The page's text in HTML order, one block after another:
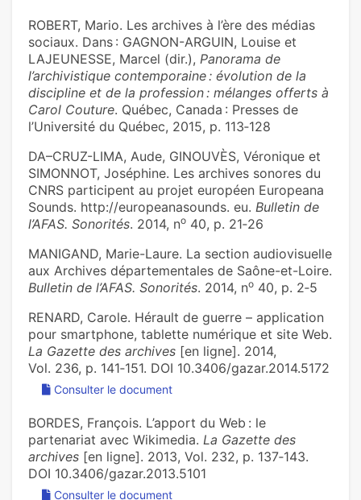
ROBERT, Mario. Les archives à l’ère des médias
sociaux. Dans : GAGNON-ARGUIN, Louise et
LAJEUNESSE, Marcel (dir.), Panorama de
l’archivistique contemporaine : évolution de la
discipline et de la profession : mélanges offerts à
Carol Couture. Québec, Canada : Presses de
l’Université du Québec, 2015, p. 113‑128
DA–CRUZ-LIMA, Aude, GINOUVÈS, Véronique et
SIMONNOT, Joséphine. Les archives sonores du
CNRS participent au projet européen Europeana
Sounds. http://europeanasounds. eu. Bulletin de
l’AFAS. Sonorités. 2014, no 40, p. 21‑26
MANIGAND, Marie-Laure. La section audiovisuelle
aux Archives départementales de Saône-et-Loire.
Bulletin de l’AFAS. Sonorités. 2014, no 40, p. 2‑5
RENARD, Carole. Hérault de guerre – application
pour smartphone, tablette numérique et site Web.
La Gazette des archives [en ligne]. 2014,
Vol. 236, p. 141‑151. DOI 10.3406/gazar.2014.5172
Consulter le document
BORDES, François. L’apport du Web : le
partenariat avec Wikimedia. La Gazette des
archives [en ligne]. 2013, Vol. 232, p. 137‑143.
DOI 10.3406/gazar.2013.5101
Consulter le document